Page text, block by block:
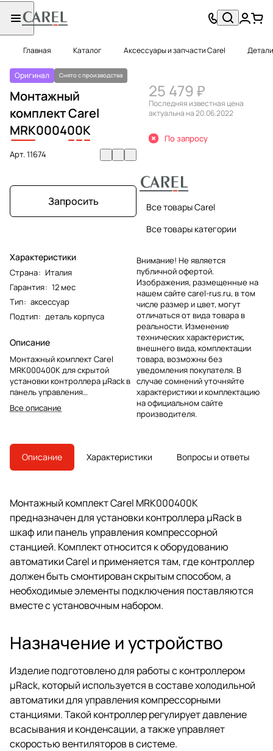
Главная Каталог Аксессуары и запчасти Carel
Оригинал Снято с производства
Монтажный
комплект Carel
MRK000400K
Арт.11674
Запросить
Характеристики
Страна: Италия
Гарантия: 12 мес
Тип: аксессуар
Подтип: деталь корпуса
Описание
Монтажный комплект Carel
MRK000400K для скрытой
установки контроллера µRack в
панель управления
компрессорной станцией. В
составе трансформатор,
Все описание
25 479 ₽
Последняя известная цена
актуальна на 20.06.2022
По запросу
Все товары Carel
Все товары категории
Внимание! Не является
публичной офертой.
Изображения, размещенные на
нашем сайте carel-rus.ru, в том
числе размер и цвет, могут
отличаться от вида товара в
реальности. Изменение
технических характеристик,
внешнего вида, комплектации
товара, возможны без
уведомления покупателя. В
случае сомнений уточняйте
характеристики и комплектацию
на официальном сайте
производителя.
Описание Характеристики Вопросы и ответы
Монтажный комплект Carel MRK000400K
предназначен для установки контроллера µRack в
шкаф или панель управления компрессорной
станцией. Комплект относится к оборудованию
автоматики Carel и применяется там, где контроллер
должен быть смонтирован скрытым способом, а
необходимые элементы подключения поставляются
вместе с установочным набором.
Назначение и устройство
Изделие подготовлено для работы с контроллером
µRack, который используется в составе холодильной
автоматики для управления компрессорными
станциями. Такой контроллер регулирует давление
всасывания и конденсации, а также управляет
скоростью вентиляторов в системе.